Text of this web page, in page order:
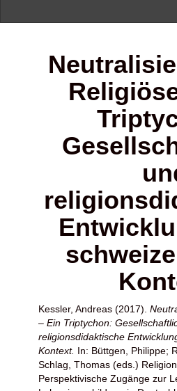
Kessler, Andreas (2017).
– Ein Triptychon:
religionsdidaktische
Kontext. In: Büttgen, Philippe;
Schlag, Thomas (eds.)
Perspektivische Zugänge zur